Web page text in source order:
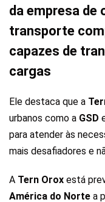
da empresa de
transporte
capazes de
cargas
Ele destaca que a
urbanos como a GSD
para atender às
mais desafiadores e
A Tern Orox está
América do Norte a